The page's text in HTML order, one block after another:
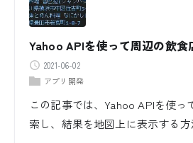
Yahoo APIを使って周辺の飲食
2021-06-02
アプリ開発
この記事では、Yahoo APIを使っ
索し、結果を地図上に表示する方